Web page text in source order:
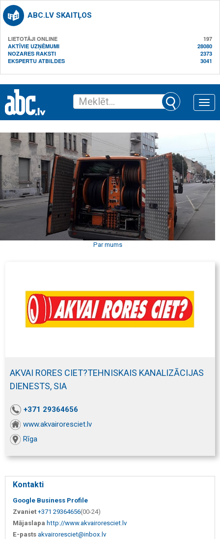
ABC.LV SKAITĻOS
LIETOTĀJI ONLINE
197
AKTĪVIE UZŅĒMUMI
28080
NOZARES RAKSTI
2373
EKSPERTU ATBILDES
3041
Toggle
Par mums
AKVAI RORES CIET?TEHNISKAIS KANALIZĀCIJAS
DIENESTS, SIA
+371 29364656
www.akvairoresciet.lv
Rīga
Kontakti
Google Business Profile
Zvaniet +371 29364656(00-24)
Mājaslapa http://www.akvairoresciet.lv
E-pasts akvairoresciet@inbox.lv